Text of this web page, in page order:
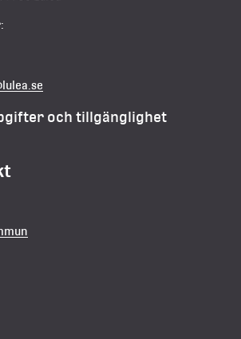
och tillgänglighet